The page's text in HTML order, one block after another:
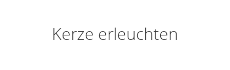
Kerze erleuchten